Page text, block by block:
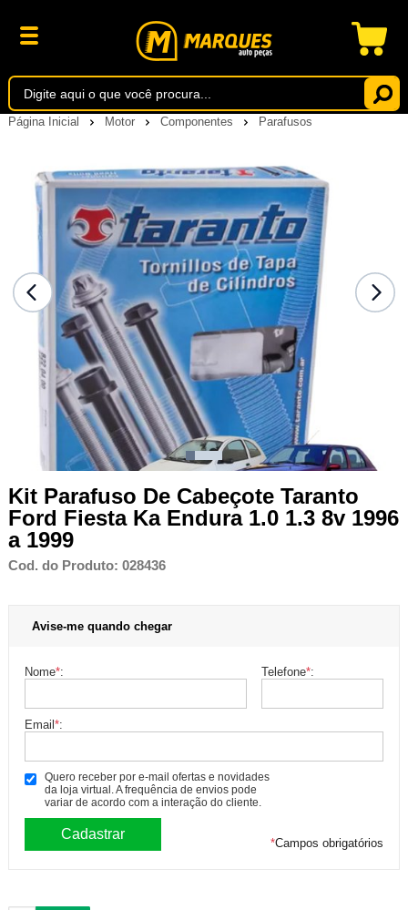
Página Inicial Motor Componentes Parafusos
Kit Parafuso De Cabeçote Taranto
Ford Fiesta Ka Endura 1.0 1.3 8v 1996
a 1999
Cod. do Produto: 028436
Avise-me quando chegar
Nome*: Telefone*:
Email*:
Quero receber por e-mail ofertas e novidades
da loja virtual. A frequência de envios pode
variar de acordo com a interação do cliente.
*Campos obrigatórios